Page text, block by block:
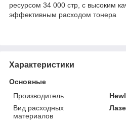
ресурсом 34 000 стр, с высоким
эффективным расходом тонера
Характеристики
Основные
Производитель
Вид расходных
материалов